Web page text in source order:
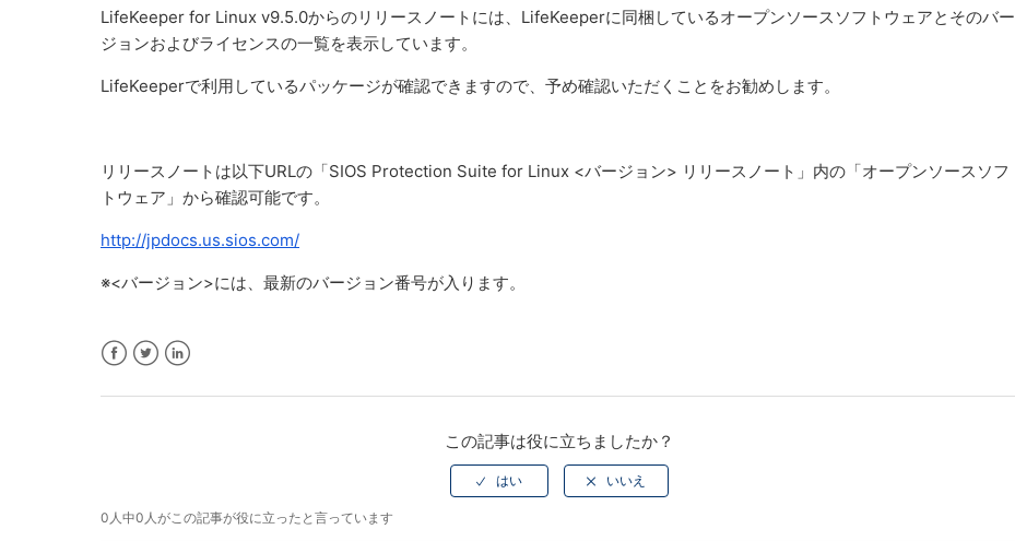
LifeKeeper for Linux v9.5.0からのリリースノートには、LifeKeeperに同梱しているオープンソースソフトウェアとそのバー
ジョンおよびライセンスの一覧を表示しています。
LifeKeeperで利用しているパッケージが確認できますので、予め確認いただくことをお勧めします。
リリースノートは以下URLの「SIOS Protection Suite for Linux <バージョン> リリースノート」内の「オープンソースソフ
トウェア」から確認可能です。
http://jpdocs.us.sios.com/
※<バージョン>には、最新のバージョン番号が入ります。
この記事は役に立ちましたか？
0人中0人がこの記事が役に立ったと言っています